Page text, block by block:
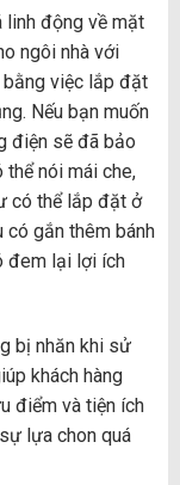
linh động về mặt
ngôi nhà với
bằng việc lắp đặt
Nếu bạn muốn
điện sẽ đã bảo
thể nói mái che,
có thể lắp đặt ở
có gắn thêm bánh
đem lại lợi ích
bị nhăn khi sử
khách hàng
điểm và tiện ích
lựa chon quá